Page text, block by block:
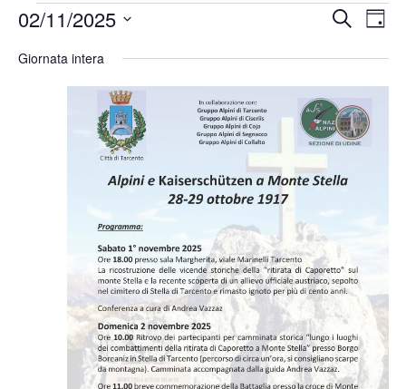
e
viste
Cerca
02/11/2025
la
Giornata intera